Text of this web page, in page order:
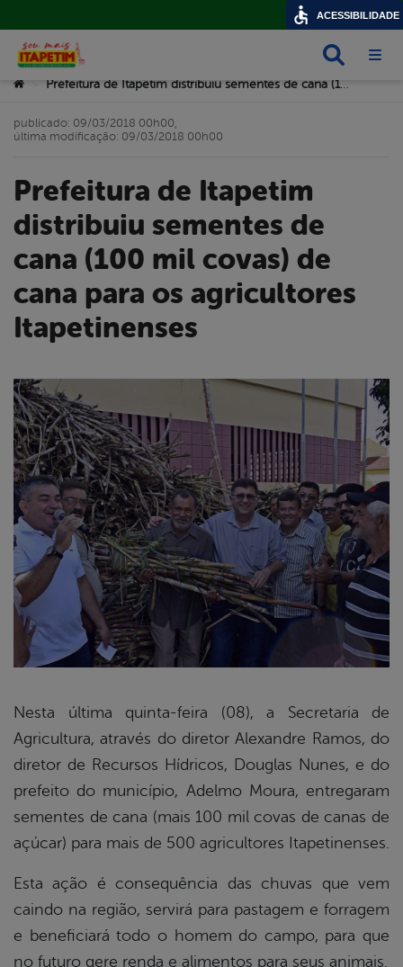
Você está aqui: Prefeitura de Itapetim distribuiu sementes de cana (100 mil covas) de cana para os agricultores Itapetinenses
Prefeitura de Itapetim
distribuiu sementes de
cana (100 mil covas) de
cana para os agricultores
Itapetinenses
publicado: 09/03/2018 00h00,
última modificação: 09/03/2018 00h00
Nesta última quinta-feira (08), a Secretaria de
Agricultura, através do diretor Alexandre Ramos, do
diretor de Recursos Hídricos, Douglas Nunes, e do
prefeito do município, Adelmo Moura, entregaram
sementes de cana (mais 100 mil covas de canas de
açúcar) para mais de 500 agricultores Itapetinenses.
Esta ação é consequência das chuvas que vem
caindo na região, servirá para pastagem e forragem
e beneficiará todo o homem do campo, para que
no futuro gere renda e alimentos para seus animais.
ACESSIBILIDADE